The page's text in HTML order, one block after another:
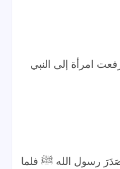
امرأة إلى النبي
رسول الله ﷺ فلما